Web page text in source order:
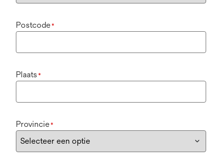
Postcode*
Plaats *
Provincie*